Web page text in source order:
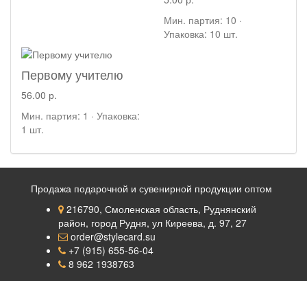
Мин. партия: 10 ·
Упаковка: 10 шт.
Первому учителю
56.00 р.
Мин. партия: 1 · Упаковка:
1 шт.
Продажа подарочной и сувенирной продукции оптом
216790, Смоленская область, Руднянский
район, город Рудня, ул Киреева, д. 97, 27
order@stylecard.su
+7 (915) 655-56-04
8 962 1938763